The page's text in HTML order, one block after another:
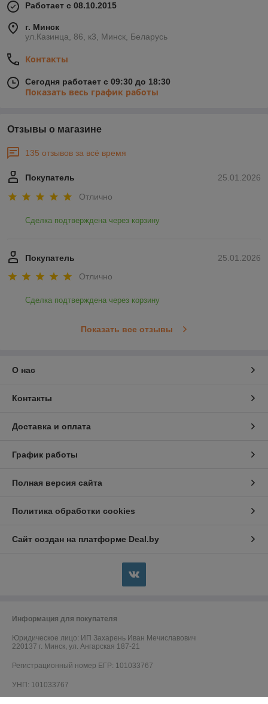
Работает с 08.10.2015
г. Минск
ул.Казинца, 86, к3, Минск, Беларусь
Контакты
Сегодня работает с 09:30 до 18:30
Показать весь график работы
Отзывы о магазине
135 отзывов за всё время
25.01.2026
Покупатель
Отлично
Сделка подтверждена через корзину
25.01.2026
Покупатель
Отлично
Сделка подтверждена через корзину
Показать все отзывы
О нас
Контакты
Доставка и оплата
График работы
Полная версия сайта
Политика обработки cookies
Сайт создан на платформе Deal.by
Информация для покупателя
Юридическое лицо: ИП Захарень Иван Мечиславович
220137 г. Минск, ул. Ангарская 187-21
Регистрационный номер ЕГР: 101033767
УНП: 101033767